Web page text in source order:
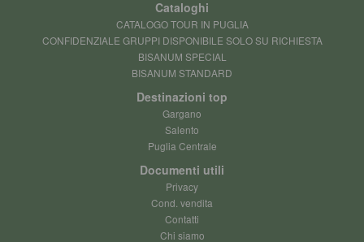
Cataloghi
CATALOGO TOUR IN PUGLIA
CONFIDENZIALE GRUPPI DISPONIBILE SOLO SU RICHIESTA
BISANUM SPECIAL
BISANUM STANDARD
Destinazioni top
Gargano
Salento
Puglia Centrale
Documenti utili
Privacy
Cond. vendita
Contatti
Chi siamo